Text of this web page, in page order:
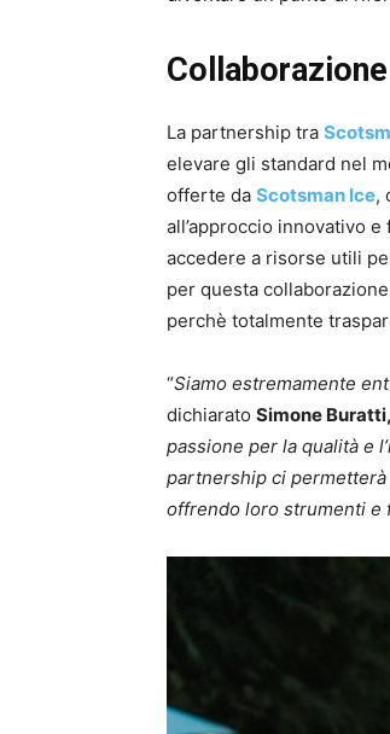
La partnership tra
elevare gli standard nel
offerte da Scotsman Ice,
all’approccio innovativo
accedere a risorse utili
per questa
perchè totalmente
“Siamo estremamente
dichiarato Simone
passione per la qualità e
partnership ci
offrendo loro strumenti e